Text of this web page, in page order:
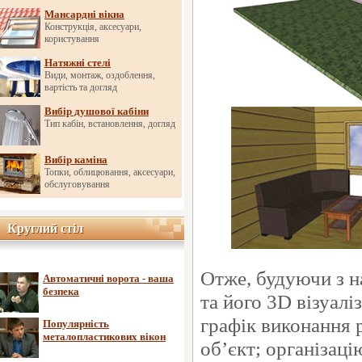
Мансардні вікна
Конструкція, аксесуари,
користування
Натяжні стелі
Види, монтаж, оздоблення,
вартість та догляд
Вибір душової кабіни
Тип кабін, встановлення, догляд
Вибір каміна
Топки, облицювання, аксесуари,
обслуговування
Круглий стіл
Круглий стіл
Автоматичні ворота - ваша
безпека
Популярність
металопластикових вікон
Отже, будуючи з
та його 3D
графік виконання
об’єкт;